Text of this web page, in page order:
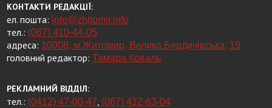
КОНТАКТИ РЕДАКЦІЇ:
ел. пошта: info@zhitomir.info
тел.: (067) 410-44-05
адреса: 10008, м.Житомир, Велика Бердичівська, 19
головний редактор:Тамара Коваль
РЕКЛАМНИЙ ВІДДІЛ:
тел.: (0412) 47-00-47 (067) 412-63-04